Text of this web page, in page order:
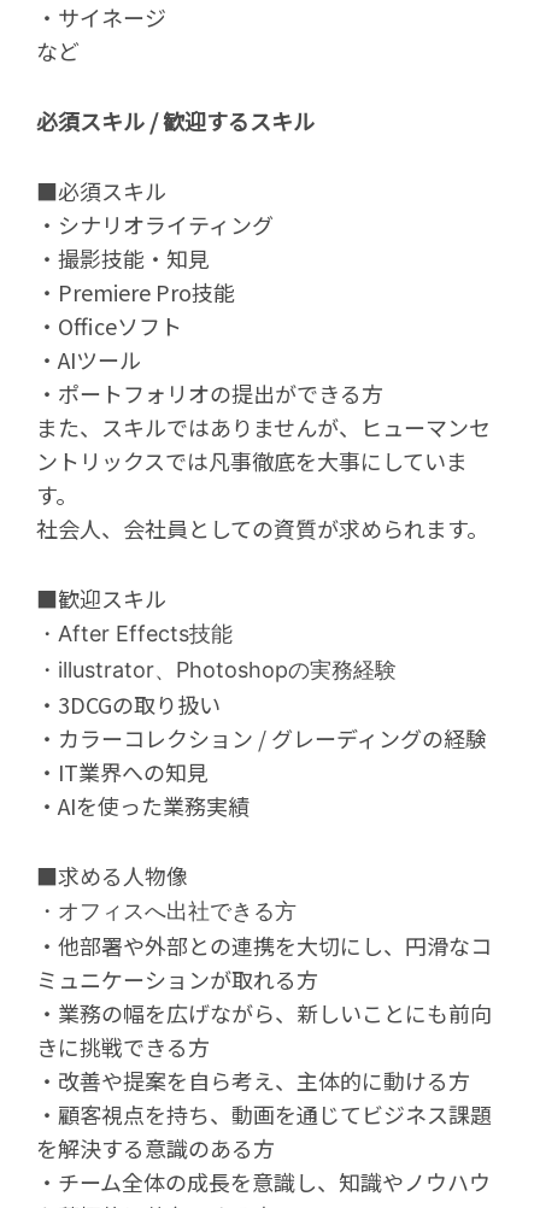
・サイネージ
など
必須スキル/歓迎するスキル
■必須スキル
・シナリオライティング
・撮影技能・知見
・Premiere Pro技能
・Officeソフト
・AIツール
・ポートフォリオの提出ができる方
また、スキルではありませんが、ヒューマンセ
ントリックスでは凡事徹底を大事にしていま
す。
社会人、会社員としての資質が求められます。
■歓迎スキル
・After Effects技能
・illustrator、Photoshopの実務経験
・3DCGの取り扱い
・カラーコレクション / グレーディングの経験
・IT業界への知見
・AIを使った業務実績
■求める人物像
・オフィスへ出社できる方
・他部署や外部との連携を大切にし、円滑なコ
ミュニケーションが取れる方
・業務の幅を広げながら、新しいことにも前向
きに挑戦できる方
・改善や提案を自ら考え、主体的に動ける方
・顧客視点を持ち、動画を通じてビジネス課題
を解決する意識のある方
・チーム全体の成長を意識し、知識やノウハウ